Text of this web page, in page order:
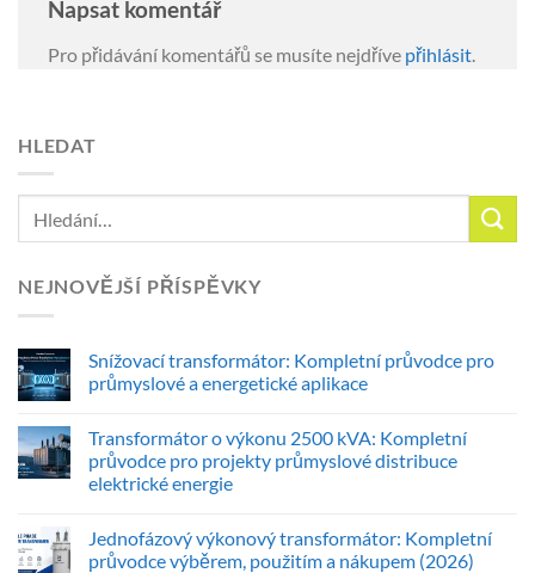
Napsat komentář
Pro přidávání komentářů se musíte nejdříve přihlásit.
HLEDAT
NEJNOVĚJŠÍ PŘÍSPĚVKY
Snížovací transformátor: Kompletní průvodce pro
průmyslové a energetické aplikace
Transformátor o výkonu 2500 kVA: Kompletní
průvodce pro projekty průmyslové distribuce
elektrické energie
Jednofázový výkonový transformátor: Kompletní
průvodce výběrem, použitím a nákupem (2026)